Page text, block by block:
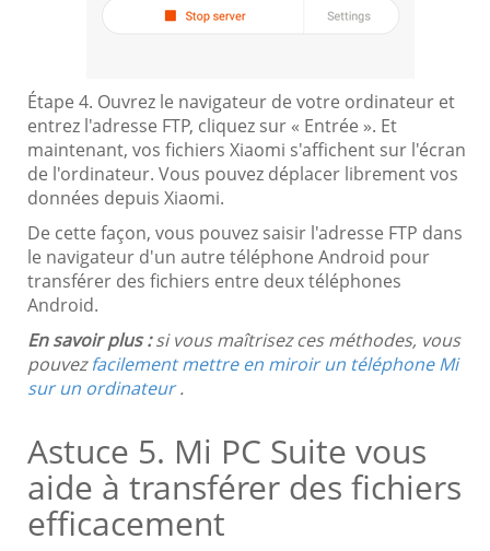
Étape 4. Ouvrez le navigateur de votre ordinateur et
entrez l'adresse FTP, cliquez sur « Entrée ». Et
maintenant, vos fichiers Xiaomi s'affichent sur l'écran
de l'ordinateur. Vous pouvez déplacer librement vos
données depuis Xiaomi.
De cette façon, vous pouvez saisir l'adresse FTP dans
le navigateur d'un autre téléphone Android pour
transférer des fichiers entre deux téléphones
Android.
En savoir plus : si vous maîtrisez ces méthodes, vous
pouvezfacilement mettre en miroir un téléphone Mi
sur un ordinateur.
Astuce 5. Mi PC Suite vous
aide à transférer des fichiers
efficacement